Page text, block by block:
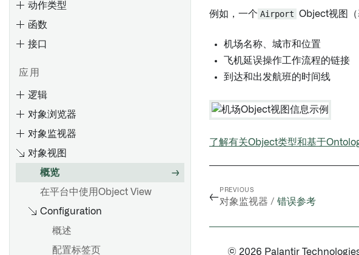
计算使用：Ontology 索引
使用Ontology查询计算使用情
况
成
元数据参考
概览
编辑Object类型属性
支持的值格式化
添加条件格式化
元数据参考
动作类型
概述
设置参数默认值
筛选参数下拉菜单的结果
对象下拉菜单安全注意事项
覆盖
函数
输入和输出类型
装饰器
处理未定义值
调试函数
添加 npm 依赖项
起始步骤
接口
应用
逻辑
评估
入门
创建评估套件
对象浏览器
搜索Objects
搜索语法
筛选结果
对象监视器
监控
输入
条件
对象视图
概览
在平台中使用Object View
Configuration
概述
配置标签页
例如，一个 Airport Object视图（
机场名称、城市和位置
飞机延误操作工作流程的链接
到达和出发航班的时间线
了解有关Object类型和基于
←
PREVIOUS
对象监视器 / 错误参考
© 2026 Palantir